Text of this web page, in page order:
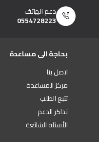
دعم الهاتف
0554728223
بحاجة الى مساعدة
اتصل بنا
مركز المساعدة
تتبع الطلب
تذاكر الدعم
الأسئلة الشائعة